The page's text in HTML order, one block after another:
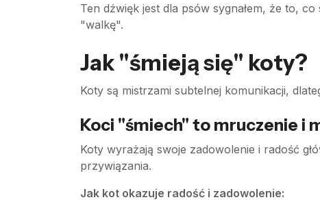
Ten dźwięk jest dla psów sygnałem, że to,
"walkę".
Jak "śmieją się" koty?
Koty są mistrzami subtelnej komunikacji,
Koci "śmiech" to mruczenie i
Koty wyrażają swoje zadowolenie i radość
przywiązania.
Jak kot okazuje radość i zadowolenie: